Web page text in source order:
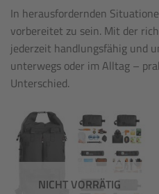
In herausfordernden
vorbereitet zu sein. Mit der
jederzeit handlungsfähig und
unterwegs oder im Alltag –
Unterschied.
NICHT VORRÄTIG